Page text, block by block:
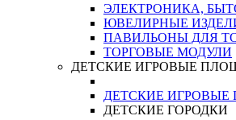
ЭЛЕКТРОНИКА,
ЮВЕЛИРНЫЕ
ПАВИЛЬОНЫ ДЛЯ
ТОРГОВЫЕ МОДУЛИ
ДЕТСКИЕ ИГРОВЫЕ
ДЕТСКИЕ
ДЕТСКИЕ ГОРОДКИ